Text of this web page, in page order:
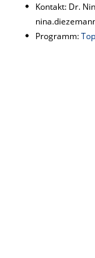
Kontakt: Dr.
Programm: